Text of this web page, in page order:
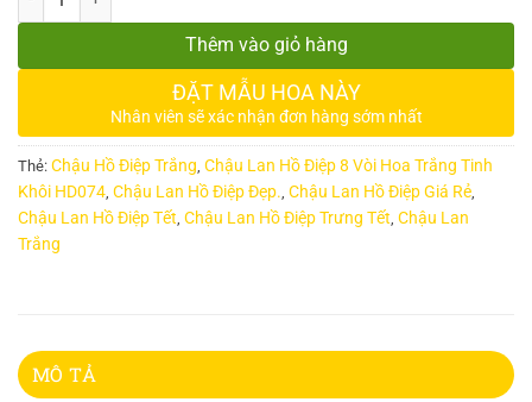
Thêm vào giỏ hàng
ĐẶT MẪU HOA NÀY
Nhân viên sẽ xác nhận đơn hàng sớm nhất
Thẻ: Chậu Hồ Điệp Trắng, Chậu Lan Hồ Điệp 8 Vòi Hoa Trắng Tinh
Khôi HD074, Chậu Lan Hồ Điệp Đẹp., Chậu Lan Hồ Điệp Giá Rẻ,
Chậu Lan Hồ Điệp Tết, Chậu Lan Hồ Điệp Trưng Tết, Chậu Lan
Trắng
MÔ TẢ